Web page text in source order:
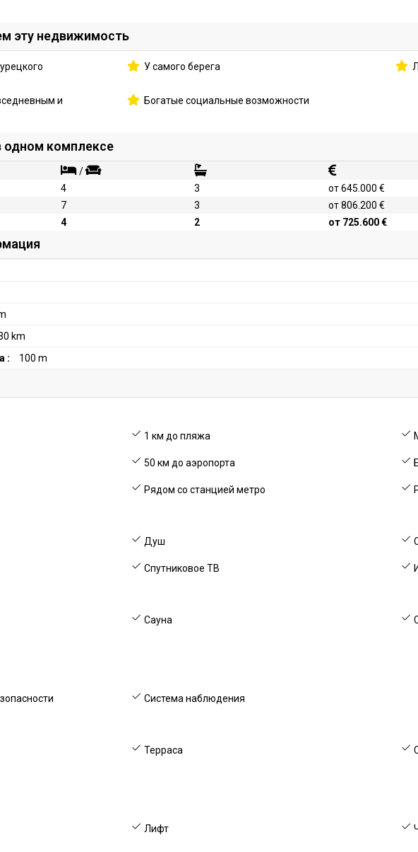
эту недвижимость
У самого берега
и
Богатые социальные возможности
одном комплексе
/
4 3
от 645.000 €
7 3
от 806.200 €
4 2 от 725.600 €
km
:
100 m
1 км до пляжа
50 км до аэропорта
Рядом со станцией метро
Душ
Спутниковое ТВ
Сауна
Система наблюдения
Терраса
Лифт